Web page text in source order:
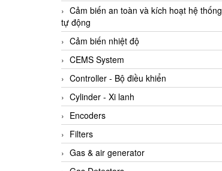
Cảm biến an toàn và kích hoạt hệ thống
tự động
Cảm biến nhiệt độ
CEMS System
Controller - Bộ điều khiển
Cylinder - Xi lanh
Encoders
Filters
Gas & air generator